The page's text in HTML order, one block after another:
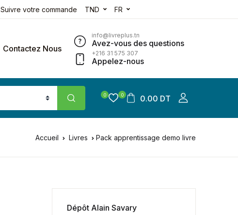
Suivre votre commande TND FR
Contactez Nous
info@livreplus.tn
Avez-vous des questions
+216 31 575 307
Appelez-nous
0 0 0.00 DT
Accueil Livres Pack apprentissage demo livre
Dépôt Alain Savary